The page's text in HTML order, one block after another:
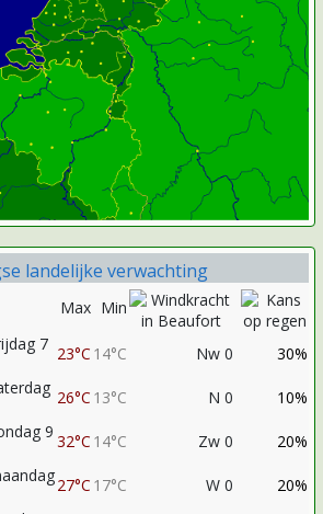
landelijke verwachting
Max Min
23°C 14°C Nw 0 30%
26°C 13°C N 0 10%
32°C 14°C Zw 0 20%
27°C 17°C W 0 20%